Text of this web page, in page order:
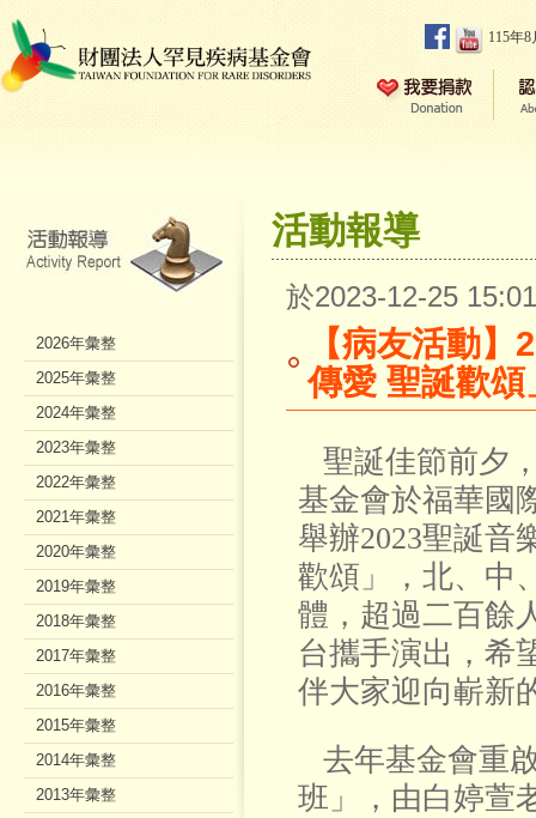
115年
活動報導
於2023-12-25
【病友活動
傳愛 聖誕歡
聖誕佳節前夕
基金會於福華國
舉辦2023聖誕音
歡頌」，北、中
體，超過二百餘
台攜手演出，希
伴大家迎向嶄新
去年基金會重
班」，由白婷萱
2026年彙整
2025年彙整
2024年彙整
2023年彙整
2022年彙整
2021年彙整
2020年彙整
2019年彙整
2018年彙整
2017年彙整
2016年彙整
2015年彙整
2014年彙整
2013年彙整